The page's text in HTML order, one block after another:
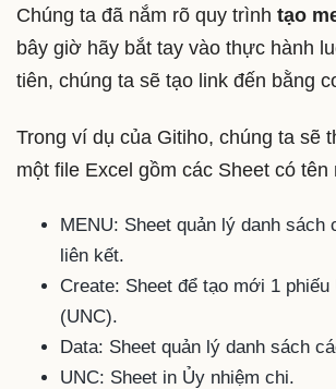
Chúng ta đã nắm rõ quy trình tạo
bây giờ hãy bắt tay vào thực hành
tiên, chúng ta sẽ tạo link đến bằng
Trong ví dụ của Gitiho, chúng ta sẽ
một file Excel gồm các Sheet có tên
MENU: Sheet quản lý danh sách
liên kết.
Create: Sheet để tạo mới 1 phiếu
(UNC).
Data: Sheet quản lý danh sách
UNC: Sheet in Ủy nhiệm chi.